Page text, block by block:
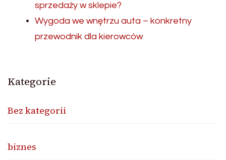
sprzedaży w sklepie?
Wygoda we wnętrzu auta – konkretny
przewodnik dla kierowców
Kategorie
Bez kategorii
biznes